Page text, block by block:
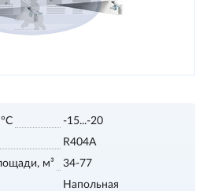
-15...-20
R404A
м³
34-77
Напольная